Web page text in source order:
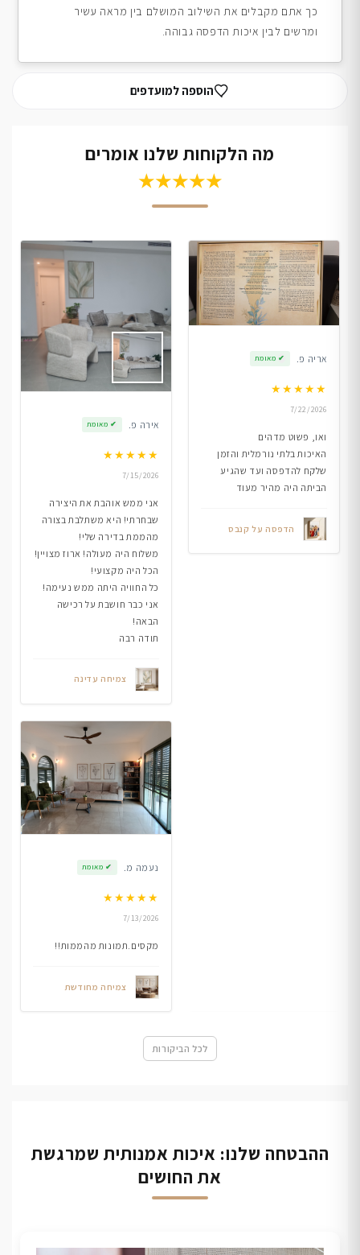
כך אתם מקבלים את השילוב המושלם בין מראה עשיר
ומרשים לבין איכות הדפסה גבוהה.
הוספה למועדפים
מה הלקוחות שלנו אומרים
★★★★★
אריה פ. ✔ מאומת
★★★★★
7/22/2026
ואו, פשוט מדהים
האיכות בלתי נורמלית והזמן
שלקח להדפסה ועד שהגיע
הביתה היה מהיר מעוד
הדפסה על קנבס
אירה פ. ✔ מאומת
★★★★★
7/15/2026
אני ממש אוהבת את היצירה
שבחרתי! היא משתלבת בצורה
מהממת בדירה שלי!
משלוח היה מעולה! ארוז מצויין!
הכל היה מקצועי!
כל החוויה היתה ממש נעימה!
אני כבר חושבת על רכישה
הבאה!
תודה רבה
צמיחה עדינה
נעמה מ. ✔ מאומת
★★★★★
7/13/2026
מקסים.תמונות מהממות!!
צמיחה מחודשת
לכל הביקורות
ההבטחה שלנו: איכות אמנותית שמרגשת
את החושים